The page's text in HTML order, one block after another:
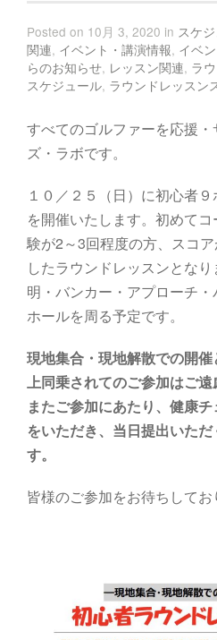
Posted on 10月 3, 2020 in スケ
関連, イベント・講演情報, イベ
らのお知らせ, レッスン関連, ラ
スケジュール, ラウンドレッスン
すべてのゴルファーを応援
ズ・ラボです。
１０／２５（日）に初心者
を開催いたします。初めて
験が2～3回程度の方、スコ
したラウンドレッスンとな
明・バンカー・アプローチ
ホールを周る予定です。
現地集合・現地解散での開
上同乗されてのご参加はご
またご参加にあたり、健康
をいただき、当日提出いた
す。
皆様のご参加をお待ちしてお